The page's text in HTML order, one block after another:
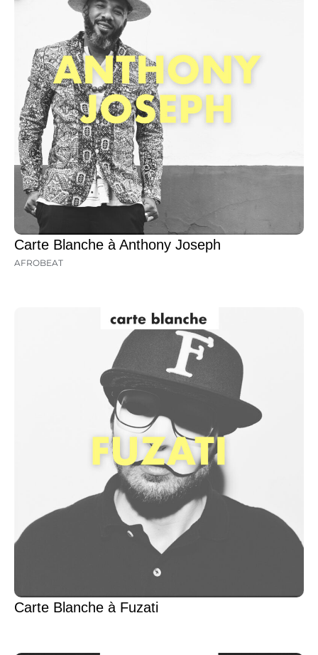
Carte Blanche à Anthony Joseph
AFROBEAT
Carte Blanche à Fuzati